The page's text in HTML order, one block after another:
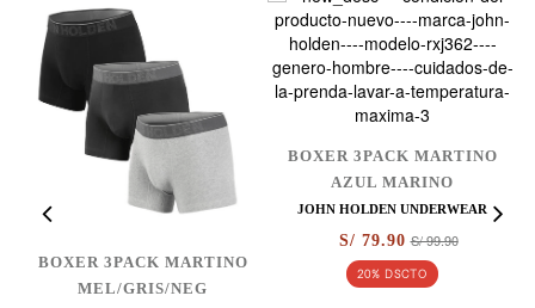
BOXER 3PACK MARTINO
MEL/GRIS/NEG
BOXER 3PACK MARTINO
AZUL MARINO
JOHN HOLDEN UNDERWEAR
S/ 79.90 S/ 99.90
20% DSCTO